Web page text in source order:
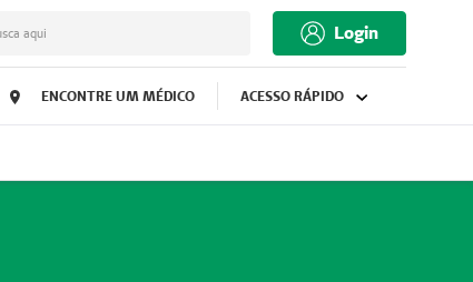
aqui Login
ENCONTRE UM MÉDICO ACESSO RÁPIDO